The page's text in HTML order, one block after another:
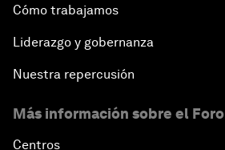
Cómo trabajamos
Liderazgo y gobernanza
Nuestra repercusión
Más información sobre el Foro
Centros